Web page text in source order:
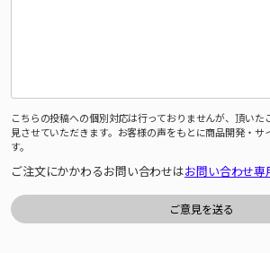
こちらの投稿への個別対応は行っておりませんが、頂いた
見させていただきます。お客様の声をもとに商品開発・サ
す。
ご注文にかかわるお問い合わせはお問い合わせ専